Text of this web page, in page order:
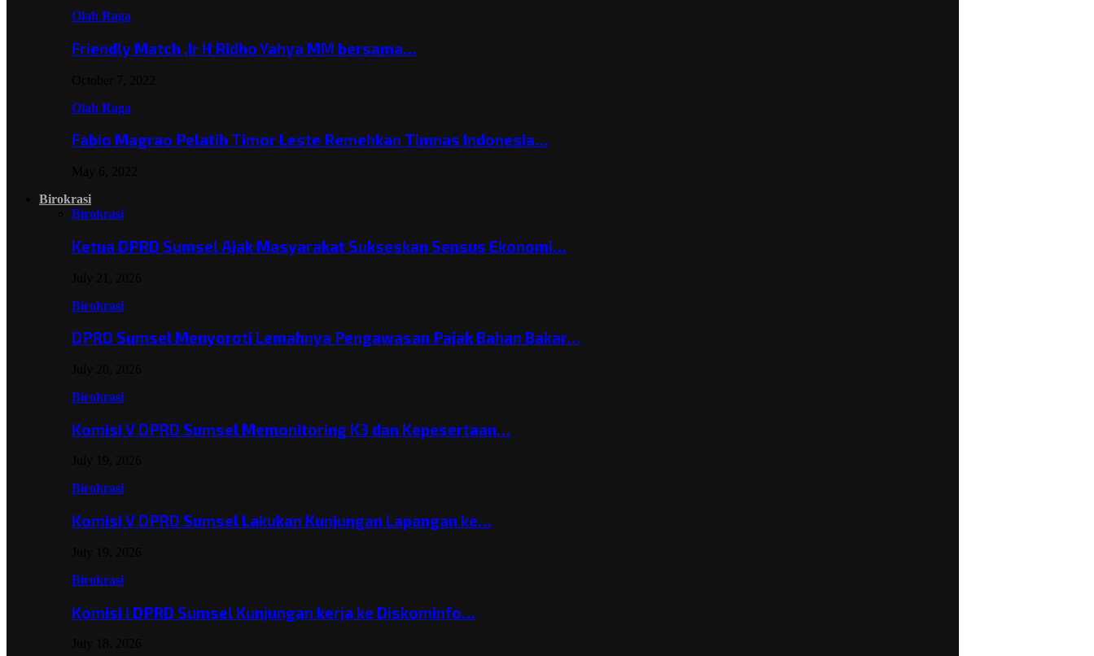
Olah Raga
Friendly Match ,Ir H Ridho Yahya MM bersama…
Olah Raga
Fabio Magrao Pelatih Timor Leste Remehkan Timnas Indonesia…
Birokrasi
Birokrasi
Ketua DPRD Sumsel Ajak Masyarakat Sukseskan Sensus Ekonomi…
Birokrasi
DPRD Sumsel Menyoroti Lemahnya Pengawasan Pajak Bahan Bakar…
Birokrasi
Komisi V DPRD Sumsel Memonitoring K3 dan Kepesertaan…
Birokrasi
Komisi V DPRD Sumsel Lakukan Kunjungan Lapangan ke…
Birokrasi
Komisi I DPRD Sumsel Kunjungan kerja ke Diskominfo…